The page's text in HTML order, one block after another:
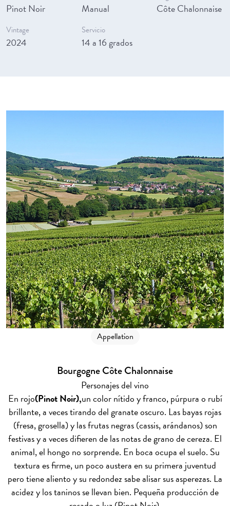
Pinot Noir Manual Côte Chalonnaise
Vintage
2024
Servicio
14 a 16 grados
Appellation
Bourgogne Côte Chalonnaise
Personajes del vino
En rojo(Pinot Noir),un color nítido y franco, púrpura o rubí
brillante, a veces tirando del granate oscuro. Las bayas rojas
(fresa, grosella) y las frutas negras (cassis, arándanos) son
festivas y a veces difieren de las notas de grano de cereza. El
animal, el hongo no sorprende. En boca ocupa el suelo. Su
textura es firme, un poco austera en su primera juventud
pero tiene aliento y su redondez sabe alisar sus asperezas. La
acidez y los taninos se llevan bien. Pequeña producción de